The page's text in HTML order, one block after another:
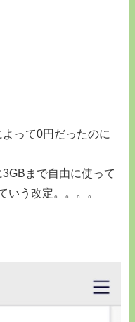
って0円だったのに
まで自由に使って
いう改定。。。。